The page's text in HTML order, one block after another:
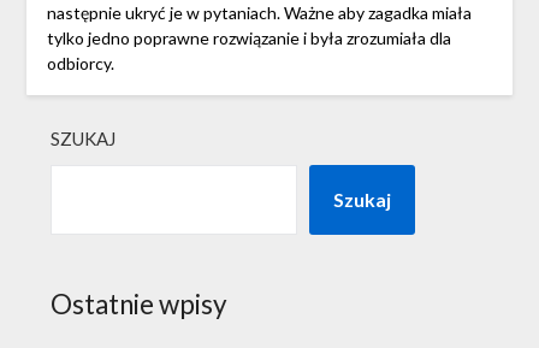
następnie ukryć je w pytaniach. Ważne aby zagadka miała
tylko jedno poprawne rozwiązanie i była zrozumiała dla
odbiorcy.
SZUKAJ
Szukaj
Ostatnie wpisy